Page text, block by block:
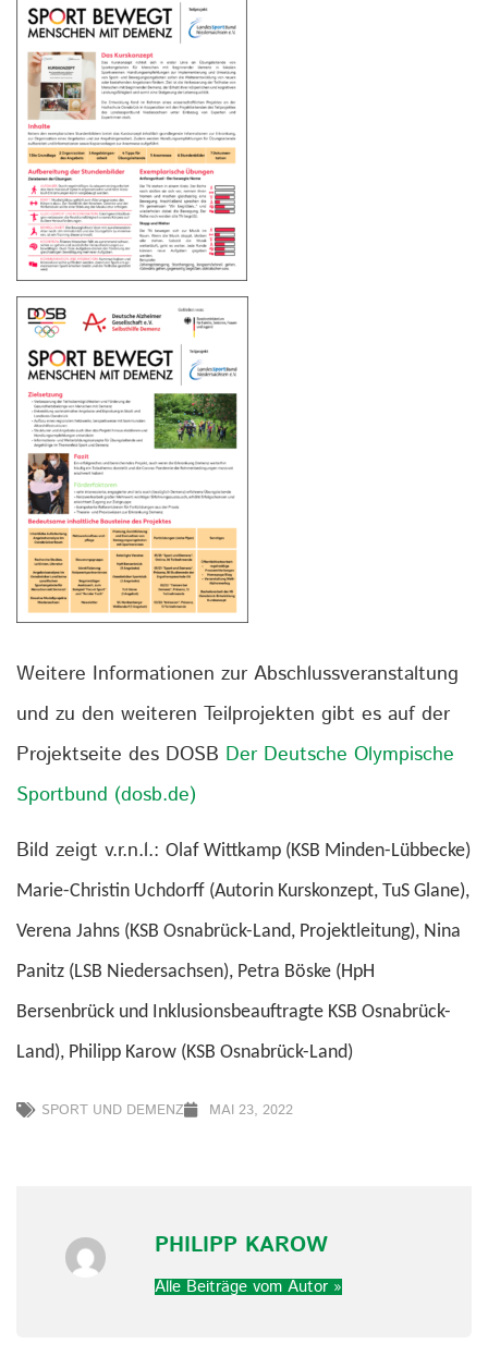
Weitere Informationen zur Abschlussveranstaltung
und zu den weiteren Teilprojekten gibt es auf der
Projektseite des DOSB Der Deutsche Olympische
Sportbund (dosb.de)
Bild zeigt v.r.n.l.: Olaf Wittkamp (KSB Minden-Lübbecke)
Marie-Christin Uchdorff (Autorin Kurskonzept, TuS Glane),
Verena Jahns (KSB Osnabrück-Land, Projektleitung), Nina
Panitz (LSB Niedersachsen), Petra Böske (HpH
Bersenbrück und Inklusionsbeauftragte KSB Osnabrück-
Land), Philipp Karow (KSB Osnabrück-Land)
SPORT UND DEMENZ MAI 23, 2022
PHILIPP KAROW
Alle Beiträge vom Autor »